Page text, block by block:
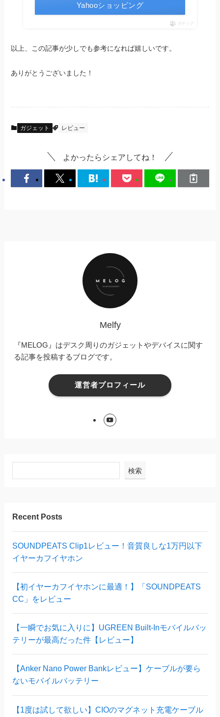
Yahooショッピング
ポチップ
以上、この記事が少しでも参考になれば嬉しいです。
ありがとうございました！
ガジェット レビュー
よかったらシェアしてね！
Melfy
『MELOG』はデスク周りのガジェットやデバイスに関す
る記事を投稿するブログです。
運営者プロフィール
検索
Recent Posts
SOUNDPEATS Clip1レビュー！音質良しな1万円以下
イヤーカフイヤホン
【初イヤーカフイヤホンに最適！】「SOUNDPEATS
CC」をレビュー
【一瞬でお気に入りに】UGREEN Built-Inモバイルバッ
テリーが最高だった件【レビュー】
【Anker Nano Power Bankレビュー】ケーブルが要ら
ないモバイルバッテリー
【1度は試して欲しい】CIOのマグネット充電ケーブル